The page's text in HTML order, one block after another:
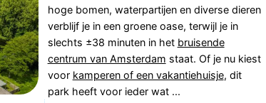
hoge bomen, waterpartijen en diverse dieren
verblijf je in een groene oase, terwijl je in
slechts ±38 minuten in het bruisende
centrum van Amsterdam staat. Of je nu kiest
voor kamperen of een vakantiehuisje, dit
park heeft voor ieder wat ...